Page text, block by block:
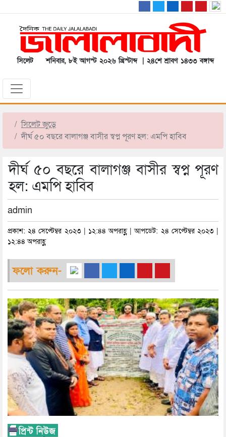
সিলেট শনিবার, ৮ই আগস্ট ২০২৬ খ্রিস্টাব্দ | ২৪শে শ্রাবণ ১৪৩৩ বঙ্গাব্দ
সিলেট জুড়ে
দীর্ঘ ৫০ বছরে বালাগঞ্জ বাসীর স্বপ্ন পূরণ হল: এমপি হাবিব
দীর্ঘ ৫০ বছরে বালাগঞ্জ বাসীর স্বপ্ন পূরণ
হল: এমপি হাবিব
admin
প্রকাশ: ২৪ সেপ্টেম্বর ২০২৩ | ১২:৪৪ অপরাহ্ণ | আপডেট: ২৪ সেপ্টেম্বর ২০২৩ |
১২:৪৪ অপরাহ্ণ
ফলো করুন-